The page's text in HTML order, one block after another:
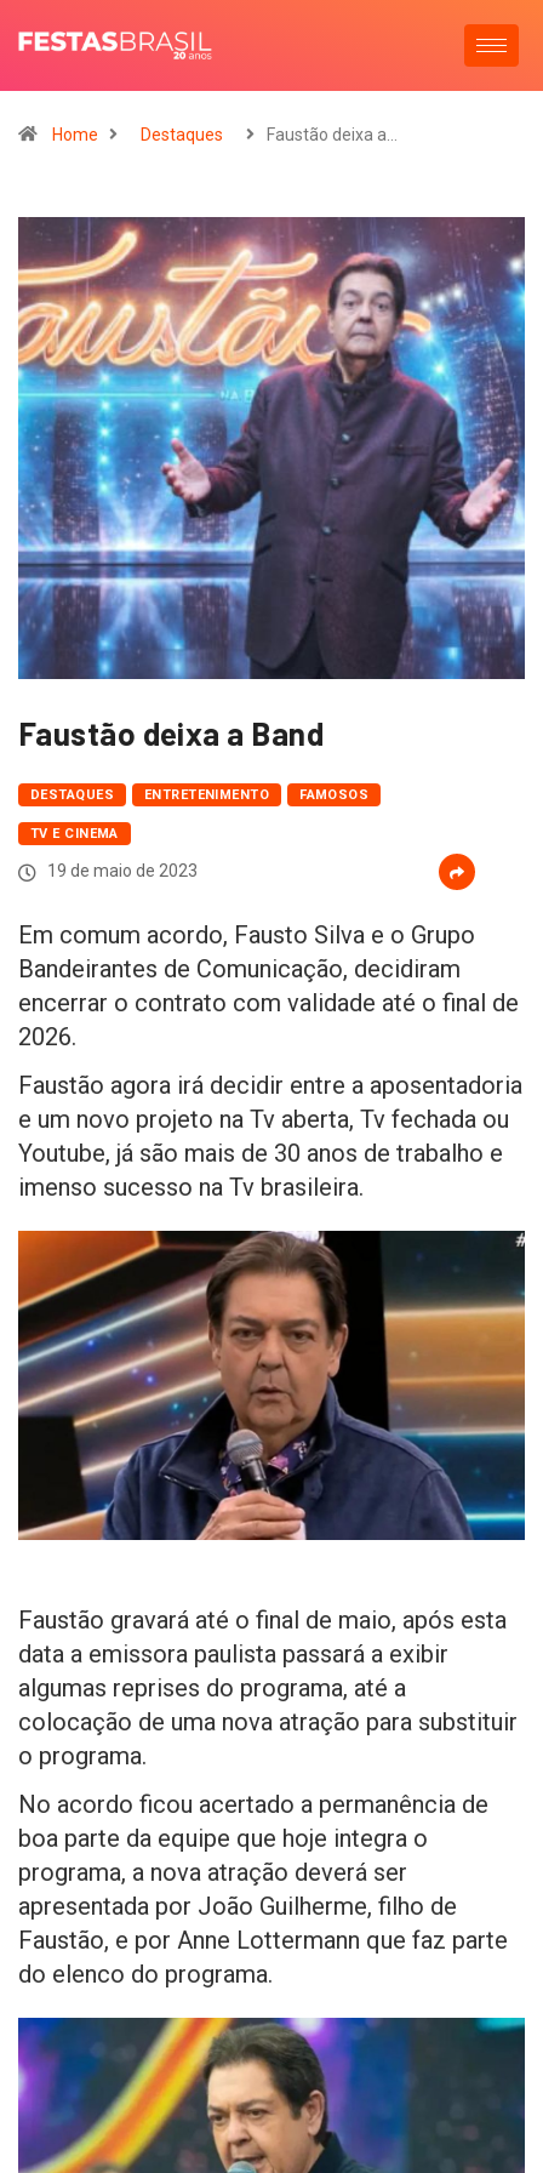
Home Destaques Faustão deixa a…
Faustão deixa a Band
DESTAQUES ENTRETENIMENTO FAMOSOS
TV E CINEMA
19 de maio de 2023
Em comum acordo, Fausto Silva e o Grupo
Bandeirantes de Comunicação, decidiram
encerrar o contrato com validade até o final de
2026.
Faustão agora irá decidir entre a aposentadoria
e um novo projeto na Tv aberta, Tv fechada ou
Youtube, já são mais de 30 anos de trabalho e
imenso sucesso na Tv brasileira.
Faustão gravará até o final de maio, após esta
data a emissora paulista passará a exibir
algumas reprises do programa, até a
colocação de uma nova atração para substituir
o programa.
No acordo ficou acertado a permanência de
boa parte da equipe que hoje integra o
programa, a nova atração deverá ser
apresentada por João Guilherme, filho de
Faustão, e por Anne Lottermann que faz parte
do elenco do programa.